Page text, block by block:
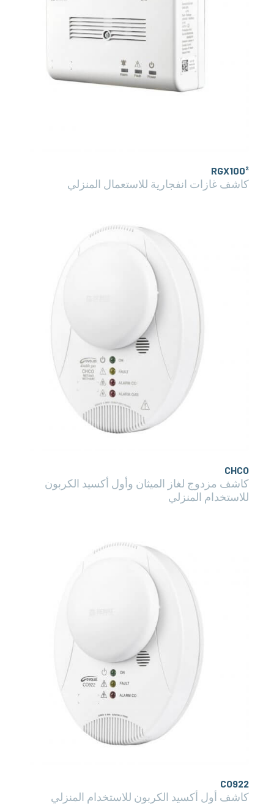
RGX100²
كاشف غازات انفجارية للاستعمال المنزلي
CHCO
كاشف مزدوج لغاز الميثان وأول أكسيد الكربون
للاستخدام المنزلي
CO922
كاشف أول أكسيد الكربون للاستخدام المنزلي